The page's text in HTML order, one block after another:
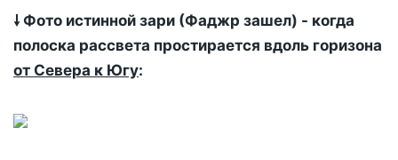
🠗 Фото истинной зари (Фаджр зашел) - когда
полоска рассвета простирается вдоль горизона
от Севера к Югу: